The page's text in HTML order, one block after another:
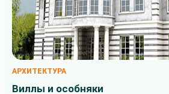
АРХИТЕКТУРА
Виллы и особняки